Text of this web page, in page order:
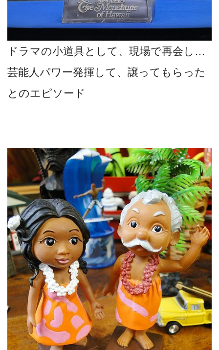
ドラマの小道具として、現場で再会し…
芸能人パワー発揮して、譲ってもらった
とのエピソード